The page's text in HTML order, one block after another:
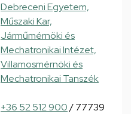
Debreceni Egyetem,
Műszaki Kar,
Járműmérnöki és
Mechatronikai Intézet,
Villamosmérnöki és
Mechatronikai Tanszék
+36 52 512 900/ 77739